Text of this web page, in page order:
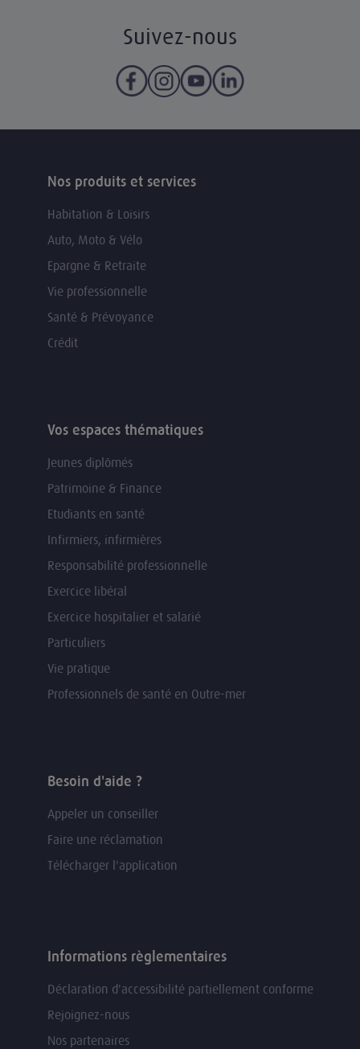
Suivez-nous
Nos produits et services
Habitation & Loisirs
Auto, Moto & Vélo
Epargne & Retraite
Vie professionnelle
Santé & Prévoyance
Crédit
Vos espaces thématiques
Jeunes diplômés
Patrimoine & Finance
Etudiants en santé
Infirmiers, infirmières
Responsabilité professionnelle
Exercice libéral
Exercice hospitalier et salarié
Particuliers
Vie pratique
Professionnels de santé en Outre-mer
Besoin d'aide ?
Appeler un conseiller
Faire une réclamation
Télécharger l'application
Informations règlementaires
Déclaration d'accessibilité partiellement conforme
Rejoignez-nous
Nos partenaires